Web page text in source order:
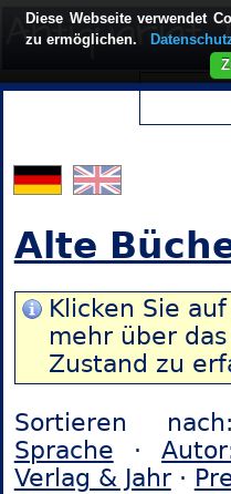
Alte
Klicken Sie
mehr über
Zustand zu
Sortieren
Sprache ·
Verlag & Jahr·
Diese Webseite verwendet
zu ermöglichen.